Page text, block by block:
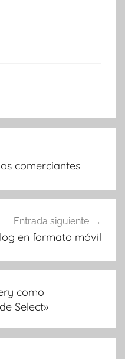
comerciantes
Entrada siguiente
en formato móvil
como
Select»